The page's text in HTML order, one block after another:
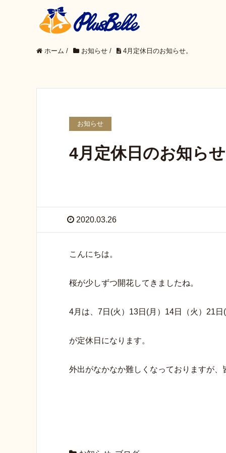
ホーム / お知らせ / 4月定休日のお知らせ。
お知らせ
4月定休日のお知らせ
2020.03.26
こんにちは。
桜が少しずつ開花してきましたね。
4月は、7日(火）13日(月）14日（火）21日
が定休日になります。
外出がなかなか難しくなっておりますが